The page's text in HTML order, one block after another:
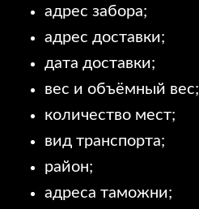
адрес забора;
адрес доставки;
дата доставки;
вес и объёмный вес;
количество мест;
вид транспорта;
район;
адреса таможни;